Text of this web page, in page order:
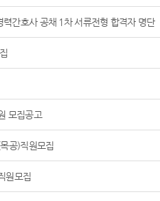
간호사 공채 1차 서류전형 합격자 명단
모집공고
공)직원모집
원모집